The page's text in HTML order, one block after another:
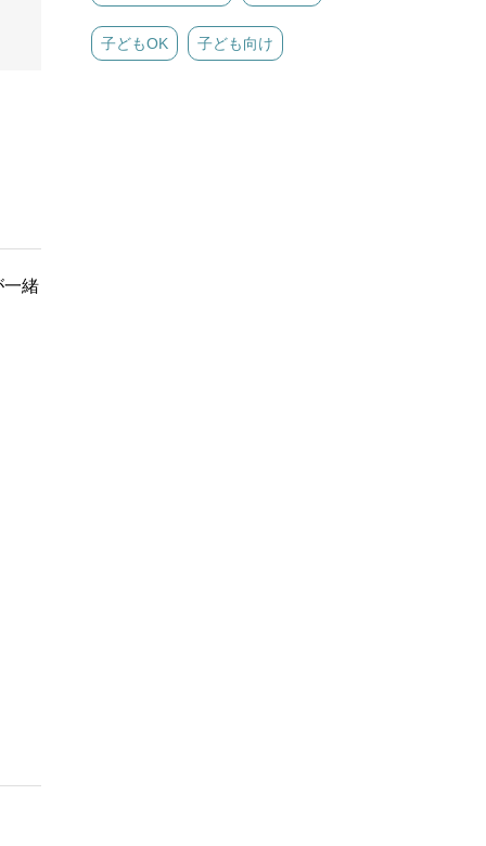
一緒
子どもOK 子ども向け